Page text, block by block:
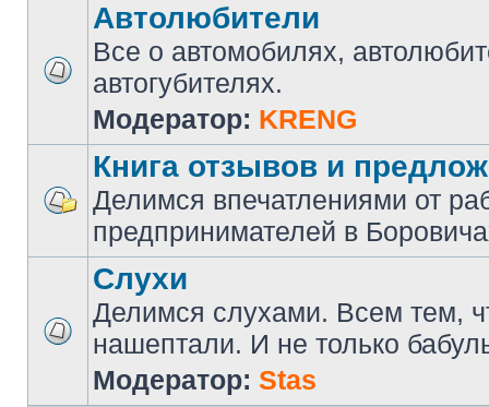
Автолюбители
Все о автомобилях,
автогубителях.
Модератор: KRENG
Книга отзывов и
Делимся впечатлениями от
предпринимателей в
Слухи
Делимся слухами. Всем тем,
нашептали. И не только
Модератор: Stas